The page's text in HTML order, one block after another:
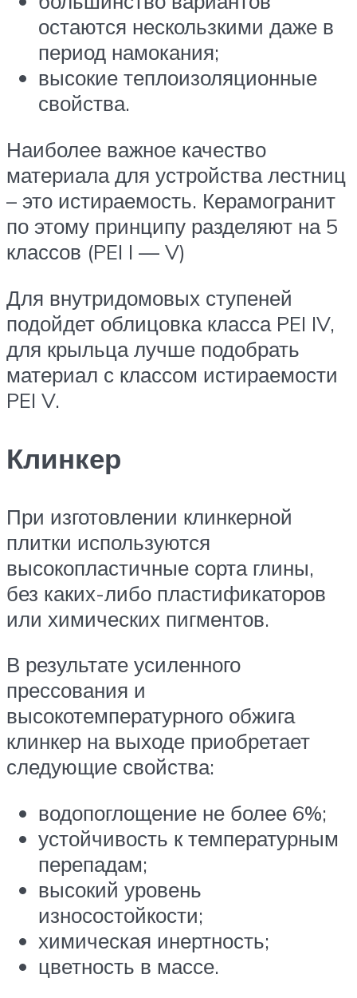
остаются нескользкими даже в
период намокания;
высокие теплоизоляционные
свойства.
Наиболее важное качество
материала для устройства лестниц
– это истираемость. Керамогранит
по этому принципу разделяют на 5
классов (PEI I — V)
Для внутридомовых ступеней
подойдет облицовка класса PEI IV,
для крыльца лучше подобрать
материал с классом истираемости
PEI V.
Клинкер
При изготовлении клинкерной
плитки используются
высокопластичные сорта глины,
без каких-либо пластификаторов
или химических пигментов.
В результате усиленного
прессования и
высокотемпературного обжига
клинкер на выходе приобретает
следующие свойства:
водопоглощение не более 6%;
устойчивость к температурным
перепадам;
высокий уровень
износостойкости;
химическая инертность;
цветность в массе.